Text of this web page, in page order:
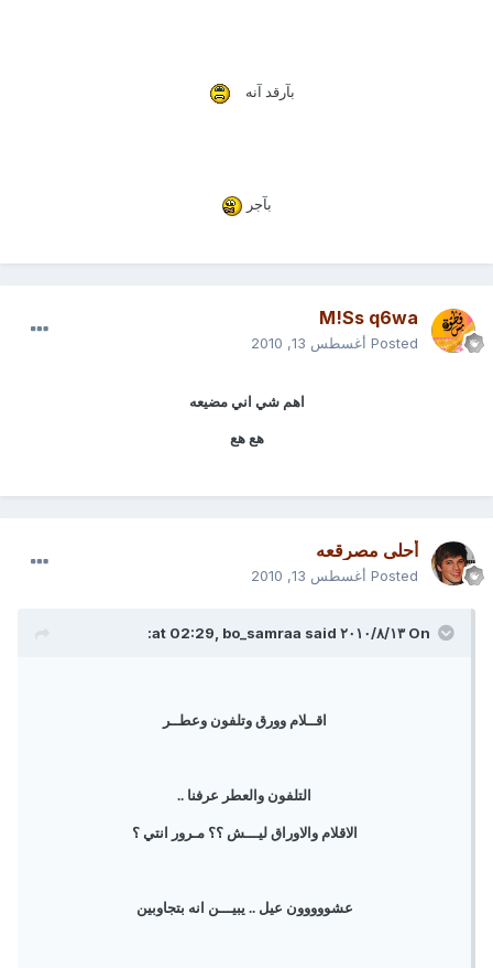
بآرقد آنه
بآجر
M!Ss q6wa
Posted أغسطس 13, 2010
اهم شي اني مضيعه
هع هع
أحلى مصرقعه
Posted أغسطس 13, 2010
On ١٣‏/٨‏/٢٠١٠ at 02:29, bo_samraa said:
اقــلام وورق وتلفون وعطــر
التلفون والعطر عرفنا ..
الاقلام والاوراق ليـــش ؟؟ مـرور انتي ؟
عشووووون عيل .. يبيـــن انه بتجاوبين